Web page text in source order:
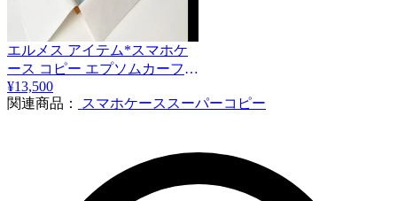
4
エルメス アイテム*スマホケ
ース コピー エプソムカーフ
he19048
¥13,500
関連商品：
スマホケーススーパーコピー